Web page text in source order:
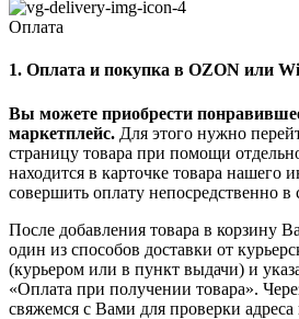
Оплата
1. Оплата и покупка в OZON или
Вы можете приобрести
маркетплейс. Для этого нужно
страницу товара при помощи
находится в карточке товара нашего
совершить оплату непосредственно в
После добавления товара в корзину
один из способов доставки от
(курьером или в пункт выдачи) и
«Оплата при получении товара».
свяжемся с Вами для проверки адреса